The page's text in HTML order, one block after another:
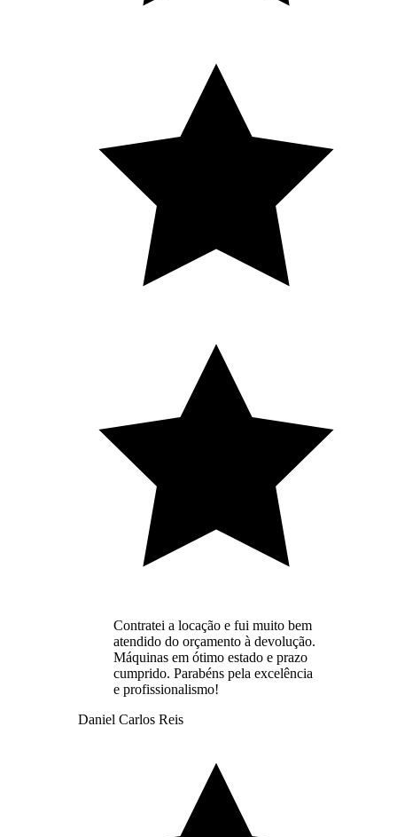
Contratei a locação e fui muito bem
atendido do orçamento à devolução.
Máquinas em ótimo estado e prazo
cumprido. Parabéns pela excelência
e profissionalismo!
Daniel Carlos Reis